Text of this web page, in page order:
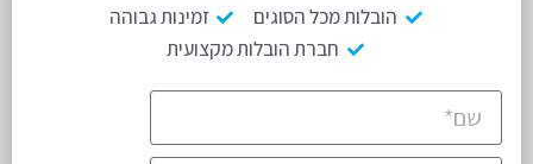
הובלות מכל הסוגים
זמינות גבוהה
חברת הובלות מקצועית